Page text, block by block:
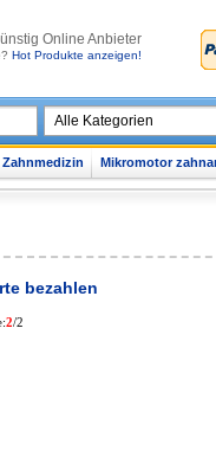
Online Anbieter
Hot Produkte anzeigen!
Mikromotor
bezahlen
2/2